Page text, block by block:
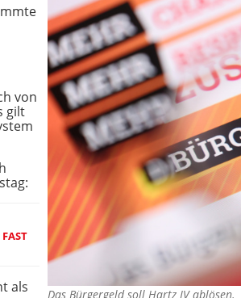
Das Bürgergeld soll Hartz IV
von
gilt
als